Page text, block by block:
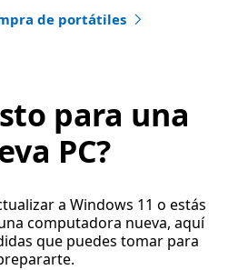
de portátiles
para una
PC?
a Windows 11 o estás
computadora nueva, aquí
que puedes tomar para